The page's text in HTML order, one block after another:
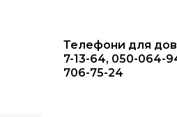
16:57
24 лип
Обмежено
але
колишній
Телефони для
7-13-64, 050-064-
706-75-24